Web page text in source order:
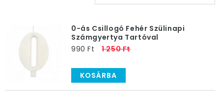
0-ás Csillogó Fehér Szülinapi
Számgyertya Tartóval
990 Ft
1 250 Ft
KOSÁRBA